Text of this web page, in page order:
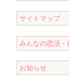
サイトマップ
みんなの恋活・
お知らせ